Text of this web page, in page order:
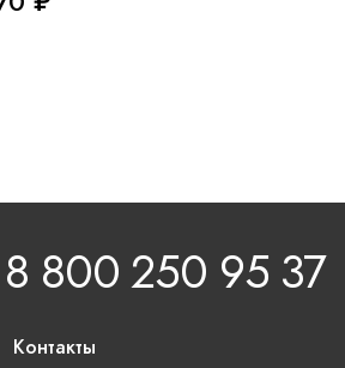
8 800 250 95 37
Контакты